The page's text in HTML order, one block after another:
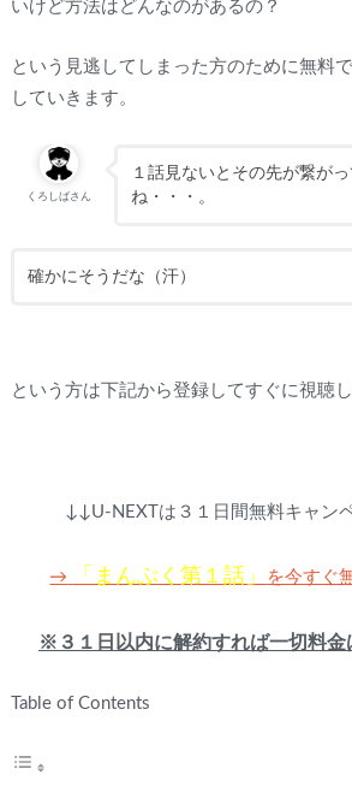
いけど方法はどんなのがあるの？
という見逃してしまった方のために無料
していきます。
くろしばさん
１話見ないとその先が繋が
ね・・・。
確かにそうだな（汗）
という方は下記から登録してすぐに視聴
↓↓U-NEXTは３１日間無料キャン
→ 「まんぷく第１話」 を今すぐ
※３１日以内に解約すれば一切料
Table of Contents